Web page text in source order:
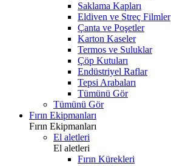
Saklama Kapları
Eldiven ve Streç Filmler
Çanta ve Poşetler
Karton Kaseler
Termos ve Suluklar
Çöp Kutuları
Endüstriyel Raflar
Tepsi Arabaları
Tümünü Gör
Tümünü Gör
Fırın Ekipmanları
Fırın Ekipmanları
El aletleri
El aletleri
Fırın Kürekleri